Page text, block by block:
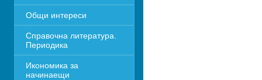
Общи интереси
Справочна литература.
Периодика
Икономика за
начинаещи